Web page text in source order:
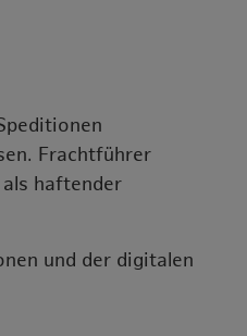
Frachtführer
haftender
und der digitalen